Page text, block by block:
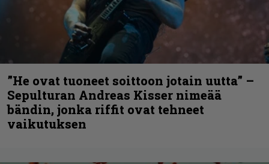
”He ovat tuoneet soittoon jotain uutta” –
Sepulturan Andreas Kisser nimeää
bändin, jonka riffit ovat tehneet
vaikutuksen